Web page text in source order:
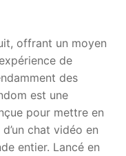
offrant un moyen
de
des
est une
pour mettre en
chat vidéo en
entier. Lancé en